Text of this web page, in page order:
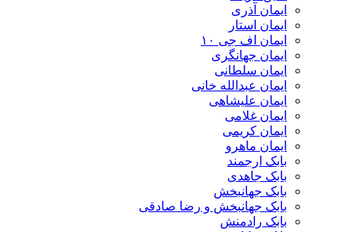
ایمان آذری
ایمان استار
ایمان اف جی ۱۰
ایمان جهانگری
ایمان سلطانی
ایمان عبدالله خانی
ایمان علیشاهی
ایمان غلامی
ایمان کریمی
ایمان ماهرو
بابک ارجمند
بابک جاهدی
بابک جهانبخش
بابک جهانبخش و رضا صادقی
بابک رادمنش